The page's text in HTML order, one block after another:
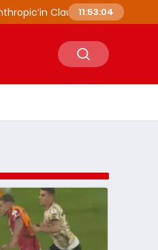
Claude modelleri siber
11:53:05